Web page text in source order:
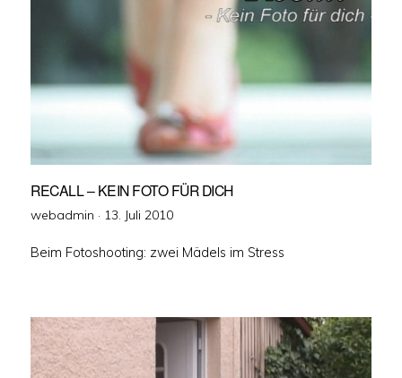
RECALL – KEIN FOTO FÜR DICH
webadmin · Veröffentlicht
13. Juli 2010
Beim Fotoshooting: zwei Mädels im Stress